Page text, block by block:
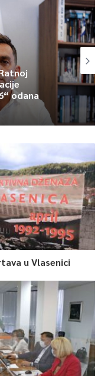
odana
u Vlasenici